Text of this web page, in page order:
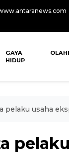
GAYA
HIDUP
pelaku usaha